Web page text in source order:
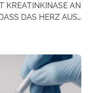
KREATINKINASE AN
DAS HERZ AUS
Energietransport bei
(HCM) versagen
der